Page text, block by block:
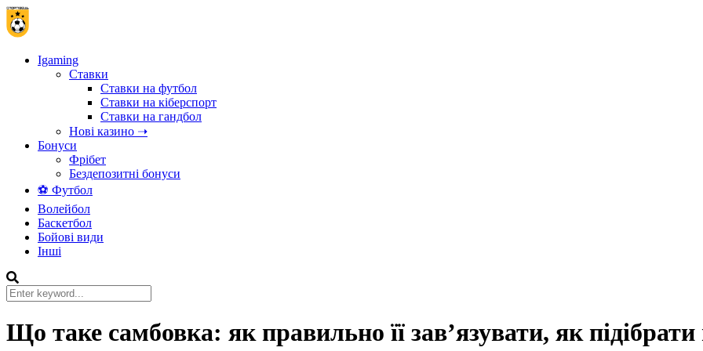
Igaming
Ставки
Ставки на футбол
Ставки на кіберспорт
Ставки на гандбол
Нові казино ➝
Бонуси
Фрібет
Бездепозитні бонуси
⚽ Футбол
Волейбол
Баскетбол
Бойові види
Інші
Що таке самбовка: як правильно її зав’язувати, як підібрати